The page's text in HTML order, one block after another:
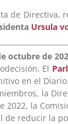
de Directiva,
Ursula
octubre de
El
en el
la
2022, la
reducir la